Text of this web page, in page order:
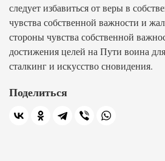
следует избавиться от веры в
чувства собственной важности и
стороны чувства собственной
достижения целей на Пути воина
сталкинг и искусство сновидения.
Поделиться